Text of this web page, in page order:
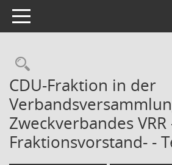
Toggle navigation
Rechercheauswahl
CDU-Fraktion in der
Zweckverbandes VRR
Fraktionsvorstand- -